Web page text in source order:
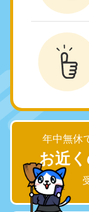
年中無休
お近
050-1881-
富山県
050-
9:00〜19:00
新潟県
050-
9:00〜19:00
大阪府
050-1881-